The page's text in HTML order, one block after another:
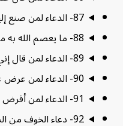
87- الدعاء لمن صنع إليك معروفًا
88- ما يعصم الله به من الدجال
89- الدعاء لمن قال إني أحبك في الله
90- الدعاء لمن عرض عليك ماله
91- الدعاء لمن أقرض عند القضاء
92- دعاء الخوف من الشرك